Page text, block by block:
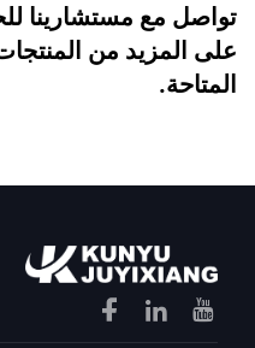
تواصل مع مستشارينا
على المزيد من
المتاحة.